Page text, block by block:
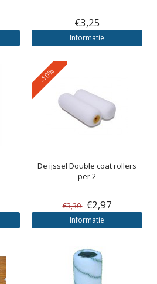
€3,25
Informatie
-10%
De ijssel Double coat rollers
per 2
€3,30 €2,97
Informatie